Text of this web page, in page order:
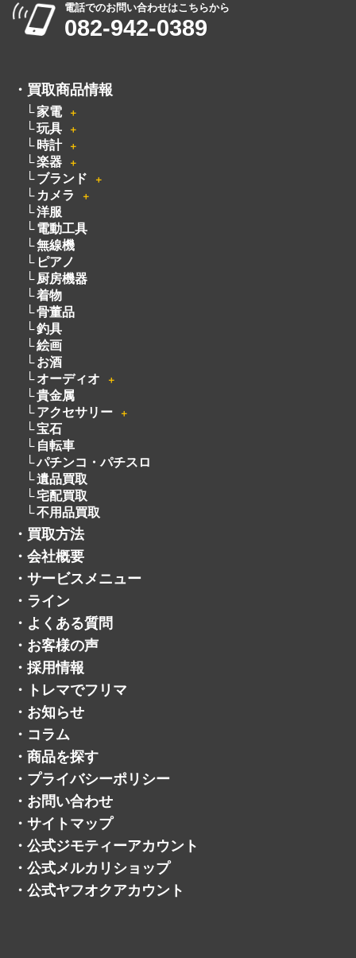
カメラ ＋
洋服
ピアノ
厨房機器
着物
骨董品
釣具
絵画
お酒
オーディオ
貴金属
アクセサリー
宝石
自転車
パチンコ・パチスロ
遺品買取
宅配買取
不用品買取
買取方法
会社概要
サービスメニュー
ライン
よくある質問
お客様の声
採用情報
トレマでフリマ
・ お知らせ
・ コラム
・ 商品を探す
・ プライバシーポリシー
・ お問い合わせ
・ サイトマップ
・ 公式ジモティーアカウント
・
公式メルカリショップ
・ 公式ヤフオクアカウント